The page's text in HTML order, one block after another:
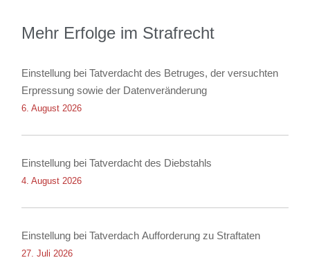
Mehr Erfolge im Strafrecht
Einstellung bei Tatverdacht des Betruges, der versuchten
Erpressung sowie der Datenveränderung
6. August 2026
Einstellung bei Tatverdacht des Diebstahls
4. August 2026
Einstellung bei Tatverdach Aufforderung zu Straftaten
27. Juli 2026